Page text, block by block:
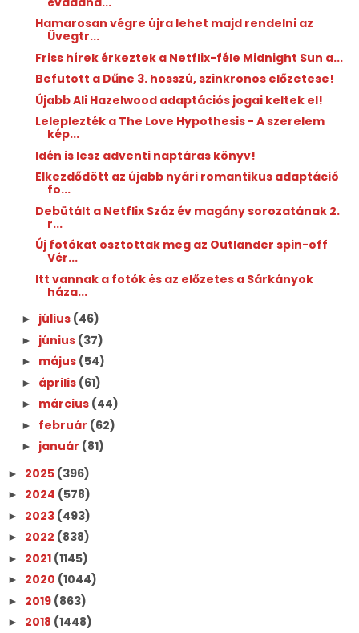
Hamarosan végre újra lehet majd rendelni az
Üvegtr...
Friss hírek érkeztek a Netflix-féle Midnight Sun a...
Befutott a Dűne 3. hosszú, szinkronos előzetese!
Újabb Ali Hazelwood adaptációs jogai keltek el!
Leleplezték a The Love Hypothesis - A szerelem
kép...
Idén is lesz adventi naptáras könyv!
Elkezdődött az újabb nyári romantikus adaptáció
fo...
Debütált a Netflix Száz év magány sorozatának 2.
r...
Új fotókat osztottak meg az Outlander spin-off
Vér...
Itt vannak a fotók és az előzetes a Sárkányok
háza...
► július (46)
► június (37)
► május (54)
► április (61)
► március (44)
► február (62)
► január (81)
► 2025 (396)
► 2024 (578)
► 2023 (493)
► 2022 (838)
► 2021 (1145)
► 2020 (1044)
► 2019 (863)
► 2018 (1448)